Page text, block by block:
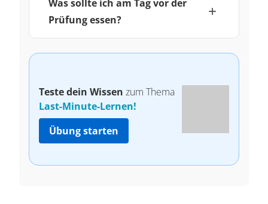
Was sollte ich am Tag vor der
Prüfung essen?
Teste dein Wissen zum Thema
Last-Minute-Lernen!
Übung starten